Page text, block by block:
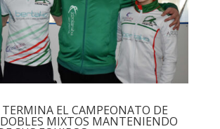
EL CAMPEONATO DE
MIXTOS MANTENIENDO